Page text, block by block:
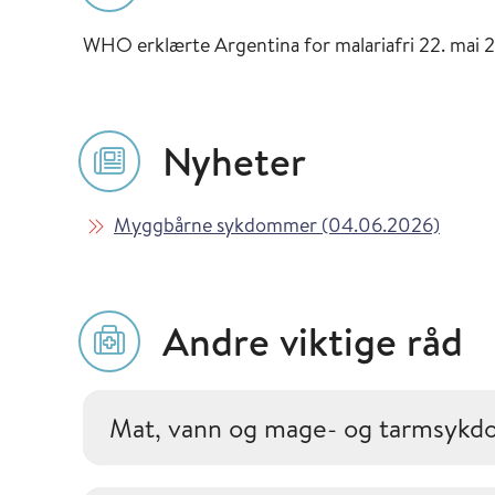
WHO erklærte Argentina for malariafri 22. mai
Nyheter
Les mer om
Myggbårne sykdommer (04.06.2026)i
Andre viktige råd
Mat, vann og mage- og